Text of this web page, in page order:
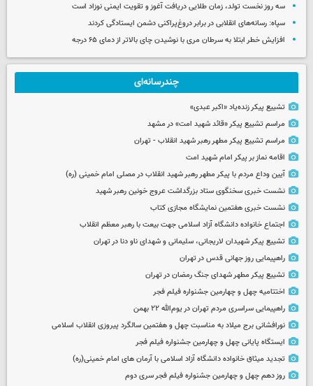
سه روز نخست تولد، زمان طلایی دریافت آغوز و تقویت ایمنی نوزاد است
سپاه: رسانه‌های انقلابی در برابر دروغ‌پراکنی دشمن ایستادگی کردند
افزایش خطر ابتلا به سرطان مری با نوشیدن چای بالاتر از دمای ۶۵ درجه
چندرسانه‌ای
تشییع پیکر زنده‌یاد «اکبر عبدی»
مراسم تشییع پیکر «قائد شهید امت» در مشهد
مراسم تشییع پیکر مطهر رهبر شهید انقلاب - تهران
اقامه نماز بر پیکر امام شهید امت
آیین وداع مردم با پیکر مطهر رهبر شهید انقلاب در مصلی امام خمینی (ره)
نشست خبری سخنگوی ستاد بزرگداشت عروج خونین رهبر شهید
نشست خبری هفتمین نمایشگاه مجازی کتاب
اجتماع خانواده دانشگاه آزاد اسلامی جهت بیعت با رهبر معظم انقلاب
تشییع پیکر شهیدان لاریجانی، سلیمانی و شهدای ناو دنا در تهران
راهپیمایی روز جهانی قدس در تهران
تشییع پیکر مطهر شهدای جنگ رمضان در تهران
اختتامیه چهل و چهارمین جشنواره فیلم فجر
راهپیمایی سراسری مردم تهران در یوم‌الله ۲۲ بهمن
نورافشانی برج میلاد به مناسبت چهل‌ و هفتمین سالگرد پیروزی انقلاب اسلامی
ایستگاه پایانی چهل و چهارمین جشنواره فیلم فجر
تجدید میثاق خانواده دانشگاه آزاد اسلامی با آرمان های امام خمینی(ره)
روز دهم چهل و چهارمین جشنواره فیلم فجر سری دوم